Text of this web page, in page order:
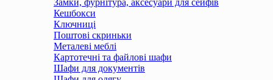
Кешбокси
Ключниці
Поштові скриньки
Металеві меблі
Картотечні та файлові шафи
Шафи для документів